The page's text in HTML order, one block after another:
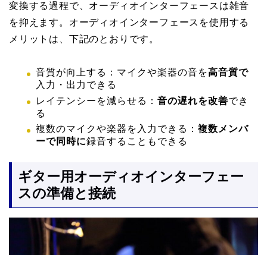
変換する過程で、オーディオインターフェースは雑音
を抑えます。オーディオインターフェースを使用する
メリットは、下記のとおりです。
音質が向上する：マイクや楽器の音を高音質で
入力・出力できる
レイテンシーを減らせる： 音の遅れを改善でき
る
複数のマイクや楽器を入力できる： 複数メンバ
ーで同時に録音することもできる
ギター用オーディオインターフェー
スの準備と接続